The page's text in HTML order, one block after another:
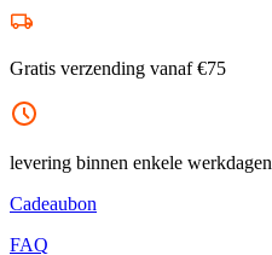
Ga
de
Gratis verzending vanaf €75
levering binnen enkele werkdagen
Cadeaubon
FAQ